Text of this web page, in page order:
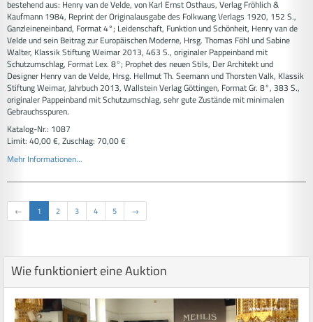
bestehend aus: Henry van de Velde, von Karl Ernst Osthaus, Verlag Fröhlich &
Kaufmann 1984, Reprint der Originalausgabe des Folkwang Verlags 1920, 152 S.,
Ganzleineneinband, Format 4°; Leidenschaft, Funktion und Schönheit, Henry van de
Velde und sein Beitrag zur Europäischen Moderne, Hrsg. Thomas Föhl und Sabine
Walter, Klassik Stiftung Weimar 2013, 463 S., originaler Pappeinband mit
Schutzumschlag, Format Lex. 8°; Prophet des neuen Stils, Der Architekt und
Designer Henry van de Velde, Hrsg. Hellmut Th. Seemann und Thorsten Valk, Klassik
Stiftung Weimar, Jahrbuch 2013, Wallstein Verlag Göttingen, Format Gr. 8°, 383 S.,
originaler Pappeinband mit Schutzumschlag, sehr gute Zustände mit minimalen
Gebrauchsspuren.
Katalog-Nr.: 1087
Limit: 40,00 €, Zuschlag: 70,00 €
Mehr Informationen...
← 1 2 3 4 5 →
Wie funktioniert eine Auktion